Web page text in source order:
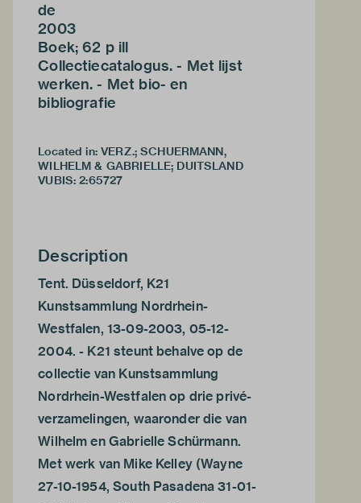
de
2003
Boek; 62 p ill
Collectiecatalogus. - Met lijst
werken. - Met bio- en
bibliografie
Located in: VERZ.; SCHUERMANN,
WILHELM & GABRIELLE; DUITSLAND
VUBIS: 2:65727
Description
Tent. Düsseldorf, K21
Kunstsammlung Nordrhein-
Westfalen, 13-09-2003, 05-12-
2004. - K21 steunt behalve op de
collectie van Kunstsammlung
Nordrhein-Westfalen op drie privé-
verzamelingen, waaronder die van
Wilhelm en Gabrielle Schürmann.
Met werk van Mike Kelley (Wayne
27-10-1954, South Pasadena 31-01-